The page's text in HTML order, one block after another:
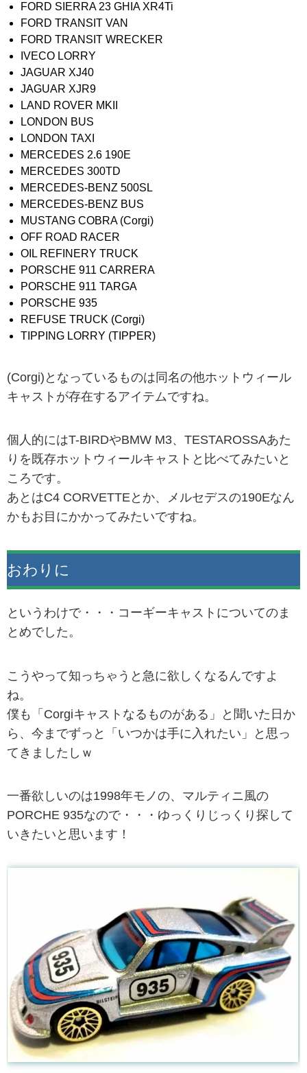
FORD SIERRA 23 GHIA XR4Ti
FORD TRANSIT VAN
FORD TRANSIT WRECKER
IVECO LORRY
JAGUAR XJ40
JAGUAR XJR9
LAND ROVER MKII
LONDON BUS
LONDON TAXI
MERCEDES 2.6 190E
MERCEDES 300TD
MERCEDES-BENZ 500SL
MERCEDES-BENZ BUS
MUSTANG COBRA (Corgi)
OFF ROAD RACER
OIL REFINERY TRUCK
PORSCHE 911 CARRERA
PORSCHE 911 TARGA
PORSCHE 935
REFUSE TRUCK (Corgi)
TIPPING LORRY (TIPPER)
(Corgi)となっているものは同名の他ホットウィール
キャストが存在するアイテムですね。
個人的にはT-BIRDやBMW M3、TESTAROSSAあた
りを既存ホットウィールキャストと比べてみたいと
ころです。
あとはC4 CORVETTEとか、メルセデスの190Eなん
かもお目にかかってみたいですね。
おわりに
というわけで・・・コーギーキャストについてのま
とめでした。
こうやって知っちゃうと急に欲しくなるんですよ
ね。
僕も「Corgiキャストなるものがある」と聞いた日か
ら、今までずっと「いつかは手に入れたい」と思っ
てきましたしｗ
一番欲しいのは1998年モノの、マルティニ風の
PORCHE 935なので・・・ゆっくりじっくり探して
いきたいと思います！